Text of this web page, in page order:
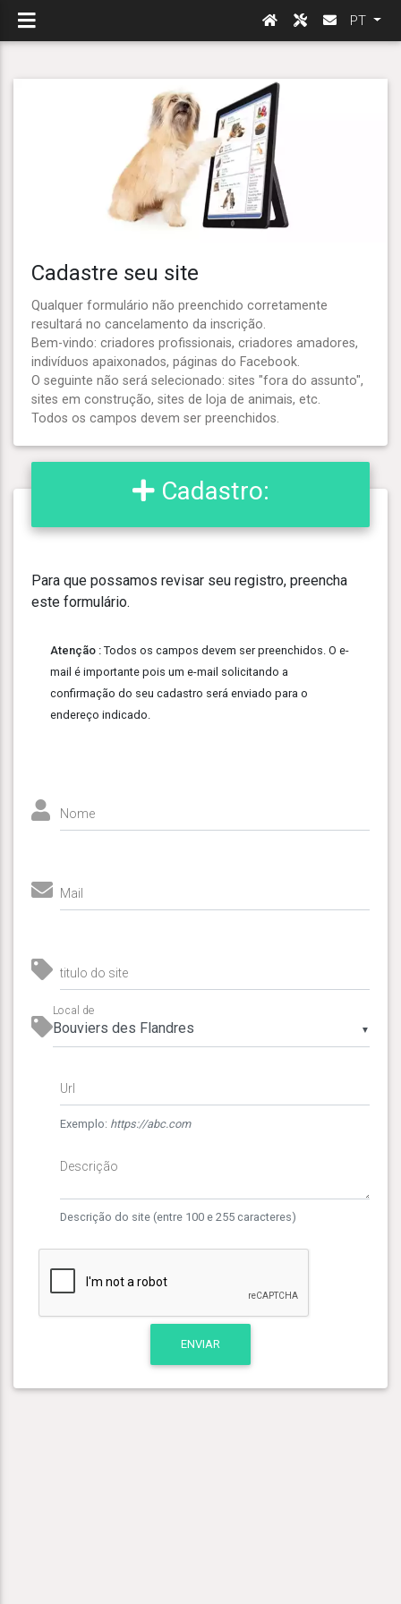
PT
Cadastre seu site
Qualquer formulário não preenchido corretamente
resultará no cancelamento da inscrição.
Bem-vindo: criadores profissionais, criadores amadores,
indivíduos apaixonados, páginas do Facebook.
O seguinte não será selecionado: sites "fora do assunto",
sites em construção, sites de loja de animais, etc.
Todos os campos devem ser preenchidos.
Cadastro:
Para que possamos revisar seu registro, preencha
este formulário.
Atenção : Todos os campos devem ser preenchidos. O e-
mail é importante pois um e-mail solicitando a
confirmação do seu cadastro será enviado para o
endereço indicado.
Nome
Mail
titulo do site
▼
Local de
Url
Exemplo: https://abc.com
Descrição
Descrição do site (entre 100 e 255 caracteres)
ENVIAR